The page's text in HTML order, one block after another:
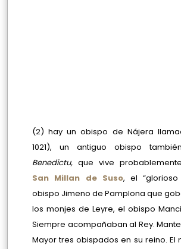
(2) hay un obispo de Nájera
1021), un antiguo obispo
Benedictu, que vive
San Millan de Suso, el
obispo Jimeno de Pamplona que
los monjes de Leyre, el obispo
Siempre acompañaban al Rey.
Mayor tres obispados en su reino. El